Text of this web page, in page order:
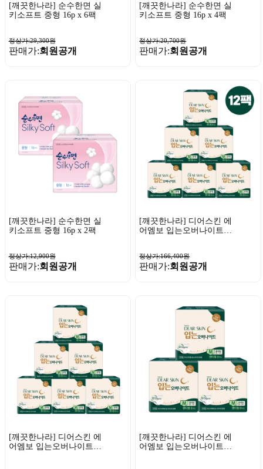
[깨끗한나라] 순수한면 실
키소프트 중형 16p x 6팩
정상가:29,300원
판매가:회원공개
[깨끗한나라] 순수한면 실
키소프트 중형 16p x 4팩
정상가:20,700원
판매가:회원공개
[깨끗한나라] 순수한면 실
키소프트 중형 16p x 2팩
정상가:12,900원
판매가:회원공개
[깨끗한나라] 디어스킨 에
어엠보 입는오버나이트
정상가:166,400원
판매가:회원공개
[깨끗한나라] 디어스킨 에
어엠보 입는오버나이트
[깨끗한나라] 디어스킨 에
어엠보 입는오버나이트